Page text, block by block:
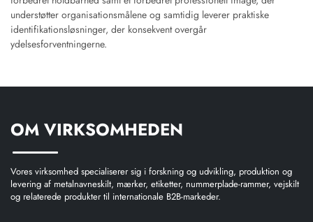
understøtter organisationsmålene og samtidig leverer praktiske
identifikationsløsninger, der konsekvent overgår
ydelsesforventningerne.
OM VIRKSOMHEDEN
Vores virksomhed specialiserer sig i forskning og udvikling, produktion og
levering af metalnavneskilt, mærker, etiketter, nummerplade-rammer, vejskilt
og relaterede produkter til internationale B2B-markeder.